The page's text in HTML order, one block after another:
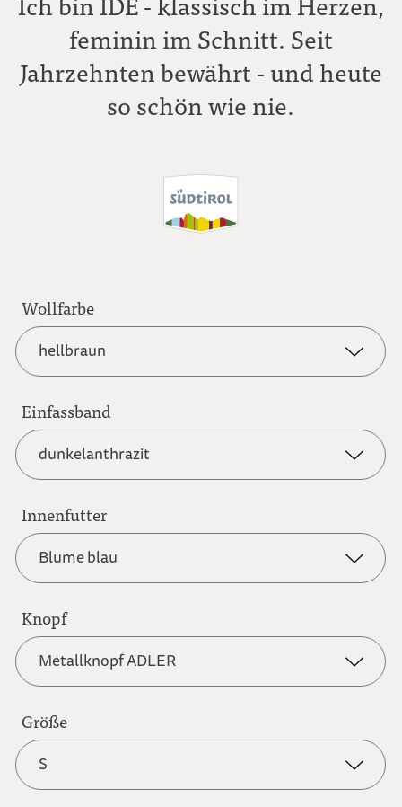
feminin im Schnitt. Seit
Jahrzehnten bewährt - und heute
so schön wie nie.
Wollfarbe
hellbraun
anthrazit
hellbraun
hellgrau
Einfassband
dunkelanthrazit
dunkelanthrazit
dunkelrot
Innenfutter
Blume blau
Karo blau-weiß
Knopf
Metallknopf ADLER
Größe
S